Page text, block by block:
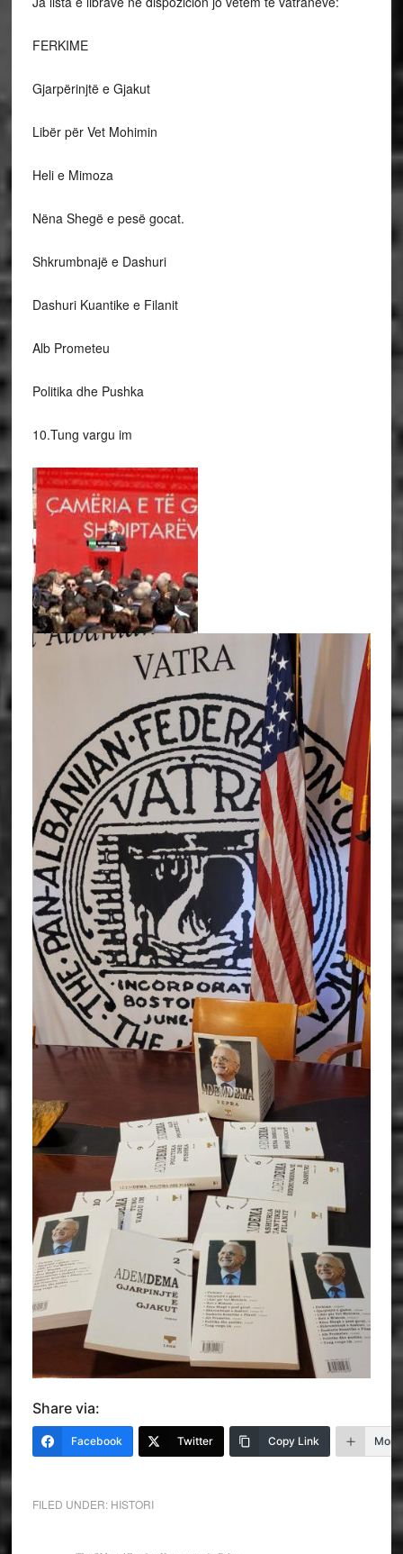
FERKIME
Gjarpërinjtë e Gjakut
Libër për Vet Mohimin
Heli e Mimoza
Nëna Shegë e pesë gocat.
Shkrumbnajë e Dashuri
Dashuri Kuantike e Filanit
Alb Prometeu
Politika dhe Pushka
10.Tung vargu im
Share via:
Facebook Twitter Copy Link More
FILED UNDER: HISTORI